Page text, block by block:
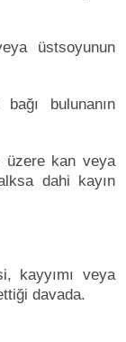
üstsoyunun
bulunanın
üzere kan veya
dahi kayın
kayyımı veya
davada.